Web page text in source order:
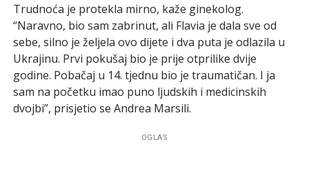
Trudnoća je protekla mirno, kaže ginekolog.
“Naravno, bio sam zabrinut, ali Flavia je dala sve od
sebe, silno je željela ovo dijete i dva puta je odlazila u
Ukrajinu. Prvi pokušaj bio je prije otprilike dvije
godine. Pobačaj u 14. tjednu bio je traumatičan. I ja
sam na početku imao puno ljudskih i medicinskih
dvojbi”, prisjetio se Andrea Marsili.
OGLAS